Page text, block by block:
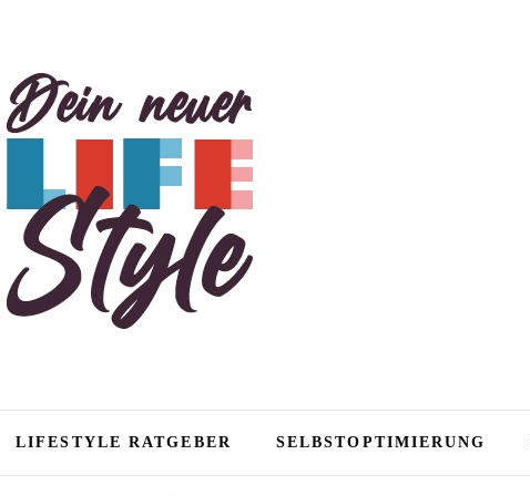
LIFESTYLE RATGEBER SELBSTOPTIMIERUNG